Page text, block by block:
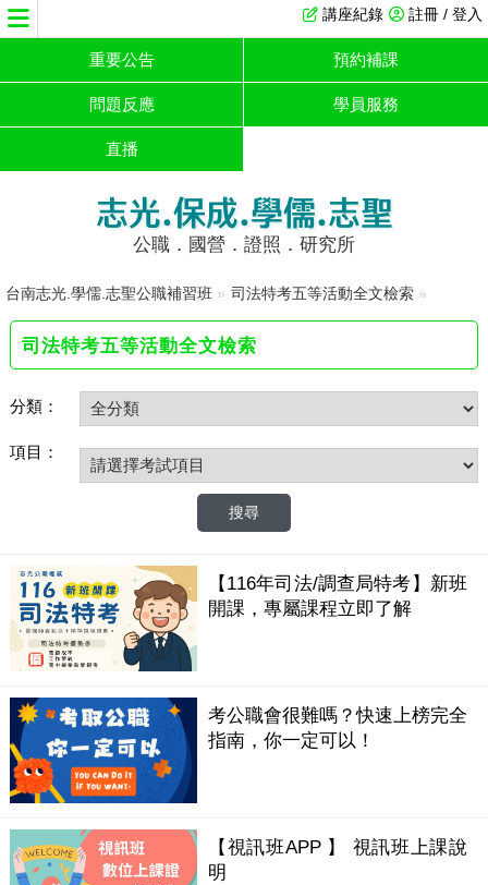
註冊 / 登入
講座紀錄
重要公告 預約補課
問題反應 學員服務
直播
志光.保成.學儒.志聖
公職．國營．證照．研究所
台南志光.學儒.志聖公職補習班 » 司法特考五等活動全文檢索 »
司法特考五等活動全文檢索
分類：
項目：
【116年司法/調查局特考】新班
開課，專屬課程立即了解
考公職會很難嗎？快速上榜完全
指南，你一定可以！
【視訊班APP 】 視訊班上課說
明